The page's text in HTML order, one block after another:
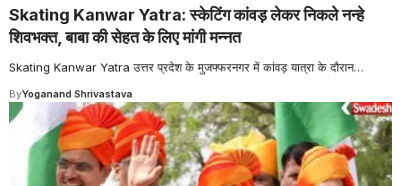
Skating Kanwar Yatra: स्केटिंग कांवड़ लेकर निकले नन्हे
शिवभक्त, बाबा की सेहत के लिए मांगी मन्नत
Skating Kanwar Yatra उत्तर प्रदेश के मुजफ्फरनगर में कांवड़ यात्रा के दौरान…
ByYoganand Shrivastava